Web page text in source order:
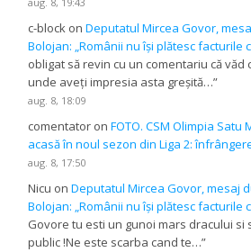
c-block onDeputatul Mircea Govor,
Bolojan: „Românii nu își plătesc facturile
obligat să revin cu un comentariu că văd
unde aveți impresia asta greșită…”
aug. 8, 18:09
comentator onFOTO. CSM Olimpia
acasă în noul sezon din Liga 2:
aug. 8, 17:50
Nicu onDeputatul Mircea Govor, mesaj
Bolojan: „Românii nu își plătesc facturile
Govore tu esti un gunoi mars dracului si
public !Ne este scarba cand te…”